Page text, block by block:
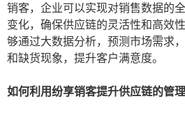
销客，企业可以实现对销售数据的
变化，确保供应链的灵活性和高效
够通过大数据分析，预测市场需求
和缺货现象，提升客户满意度。
如何利用纷享销客提升供应链的管理